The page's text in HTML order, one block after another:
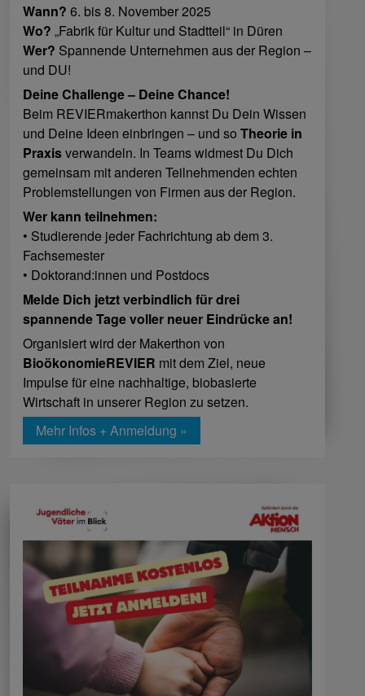
Wann? 6. bis 8. November 2025
Wo? „Fabrik für Kultur und Stadtteil“ in Düren
Wer? Spannende Unternehmen aus der Region –
und DU!
Deine Challenge – Deine Chance!
Beim REVIERmakerthon kannst Du Dein Wissen
und Deine Ideen einbringen – und so Theorie in
Praxisverwandeln. In Teams widmest Du Dich
gemeinsam mit anderen Teilnehmenden echten
Problemstellungen von Firmen aus der Region.
Wer kann teilnehmen:
• Studierende jeder Fachrichtung ab dem 3.
Fachsemester
• Doktorand:innen und Postdocs
Melde Dich jetzt verbindlich für drei
spannende Tage voller neuer Eindrücke an!
Organisiert wird der Makerthon von
BioökonomieREVIER mit dem Ziel, neue
Impulse für eine nachhaltige, biobasierte
Wirtschaft in unserer Region zu setzen.
Mehr Infos + Anmeldung »